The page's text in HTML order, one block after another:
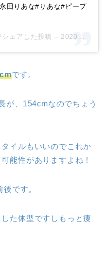
田りあな#りあな#ピープ
ェアした投稿 – 2020年 4月月25日午前2時34分PDT
です。
が、154cmなのでちょう
イルもいいのでこれか
能性がありますよね！
です。
た体型ですしもっと痩